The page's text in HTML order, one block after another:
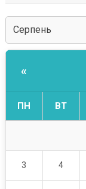
«
ПН ВТ
3 4